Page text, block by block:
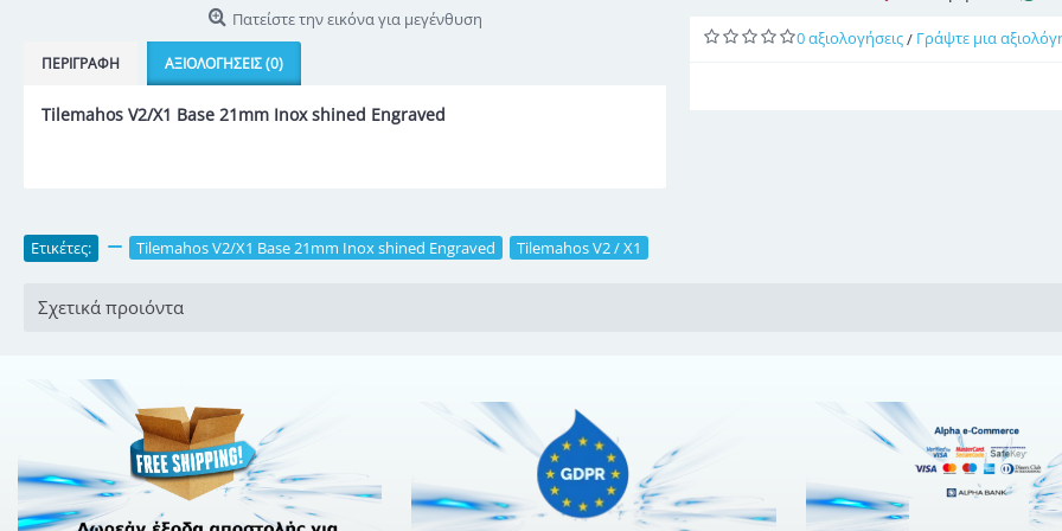
Πατείστε την εικόνα για μεγένθυση
ΠΕΡΙΓΡΑΦΉ ΑΞΙΟΛΟΓΉΣΕΙΣ (0)
Tilemahos V2/X1 Base 21mm Inox shined Engraved
0 αξιολογήσεις/ Γράψτε μια
Ετικέτες: Tilemahos V2/X1 Base 21mm Inox shined Engraved Tilemahos V2 / X1
Σχετικά προιόντα